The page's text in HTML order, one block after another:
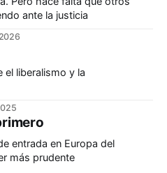
ante la justicia
el liberalismo y la
entrada en Europa del
más prudente